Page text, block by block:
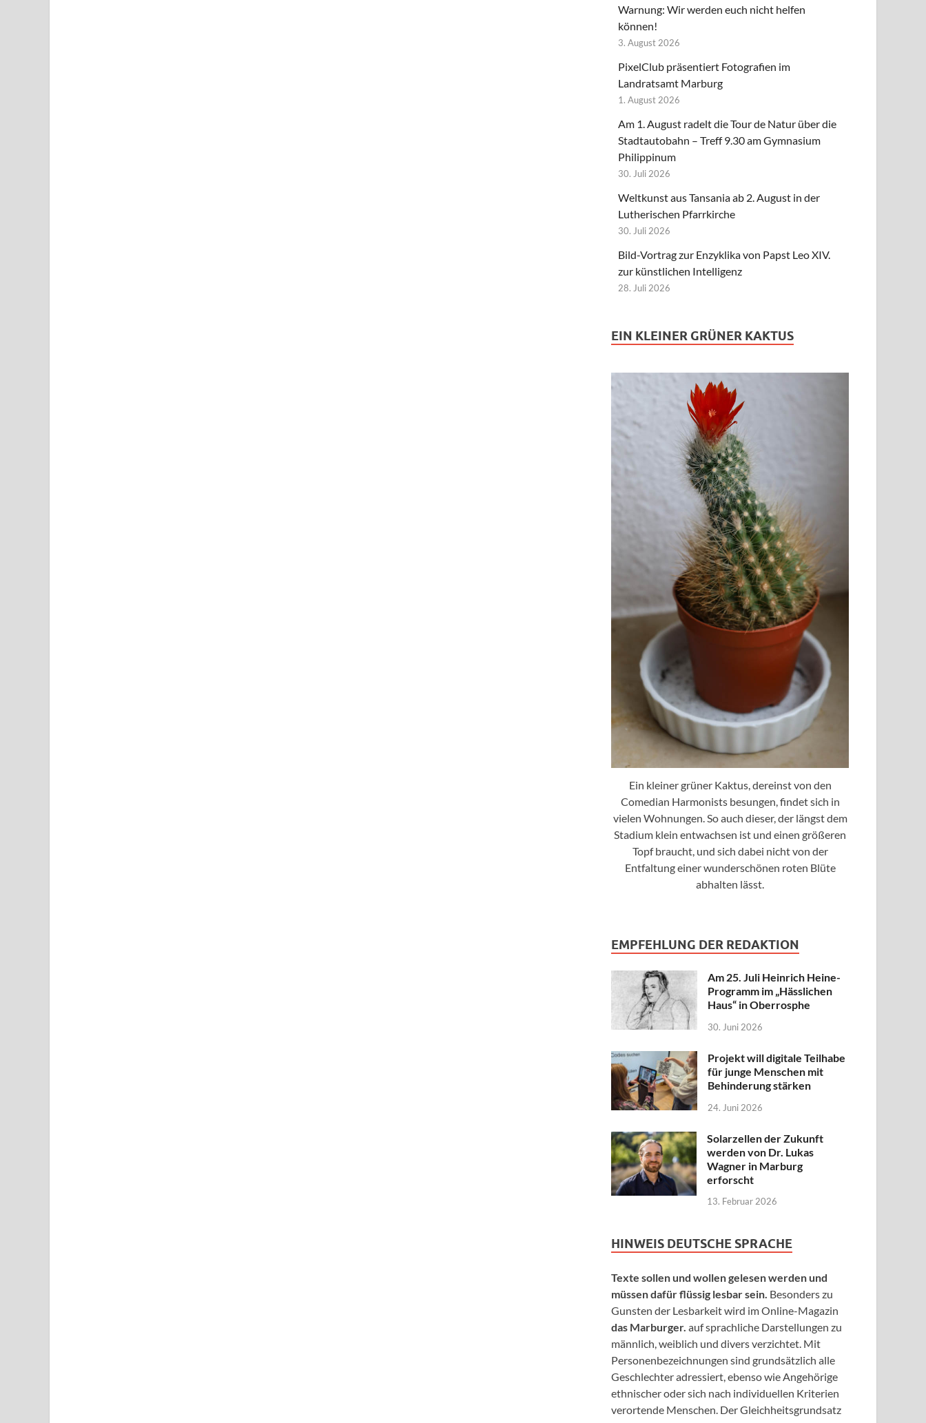
Warnung: Wir werden euch nicht helfen
können!
3. August 2026
PixelClub präsentiert Fotografien im
Landratsamt Marburg
1. August 2026
Am 1. August radelt die Tour de Natur über die
Stadtautobahn – Treff 9.30 am Gymnasium
Philippinum
30. Juli 2026
Weltkunst aus Tansania ab 2. August in der
Lutherischen Pfarrkirche
30. Juli 2026
Bild-Vortrag zur Enzyklika von Papst Leo XIV.
zur künstlichen Intelligenz
28. Juli 2026
EIN KLEINER GRÜNER KAKTUS
Ein kleiner grüner Kaktus, dereinst von den
Comedian Harmonists besungen, findet sich in
vielen Wohnungen. So auch dieser, der längst dem
Stadium klein entwachsen ist und einen größeren
Topf braucht, und sich dabei nicht von der
Entfaltung einer wunderschönen roten Blüte
abhalten lässt.
EMPFEHLUNG DER REDAKTION
Am 25. Juli Heinrich Heine-
Programm im „Hässlichen
Haus“ in Oberrosphe
30. Juni 2026
Projekt will digitale Teilhabe
für junge Menschen mit
Behinderung stärken
24. Juni 2026
Solarzellen der Zukunft
werden von Dr. Lukas
Wagner in Marburg
erforscht
13. Februar 2026
HINWEIS DEUTSCHE SPRACHE
Texte sollen und wollen gelesen werden und
müssen dafür flüssig lesbar sein. Besonders zu
Gunsten der Lesbarkeit wird im Online-Magazin
das Marburger. auf sprachliche Darstellungen zu
männlich, weiblich und divers verzichtet. Mit
Personenbezeichnungen sind grundsätzlich alle
Geschlechter adressiert, ebenso wie Angehörige
ethnischer oder sich nach individuellen Kriterien
verortende Menschen. Der Gleichheitsgrundsatz